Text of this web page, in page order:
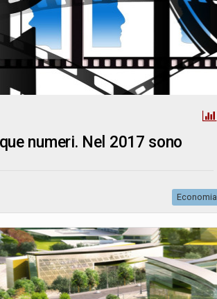
numeri. Nel 2017 sono
Economia